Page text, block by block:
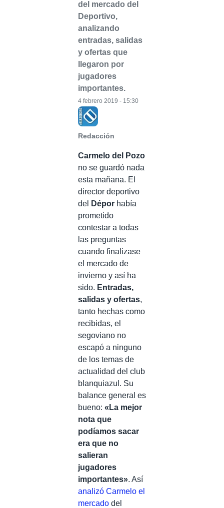
del mercado del
Deportivo,
analizando
entradas, salidas
y ofertas que
llegaron por
jugadores
importantes.
Redacción
4 febrero 2019 - 15:30
Carmelo del Pozo
no se guardó nada
esta mañana. El
director deportivo
del
Dépor había
prometido
contestar a todas
las preguntas
cuando finalizase
el mercado de
invierno y así ha
sido. Entradas,
salidas y ofertas,
tanto hechas como
recibidas, el
segoviano no
escapó a ninguno
de los temas de
actualidad del club
blanquiazul. Su
balance general es
bueno: «La mejor
nota que
podíamos sacar
era que no
salieran
jugadores
importantes». Así
analizó Carmelo el
mercado del